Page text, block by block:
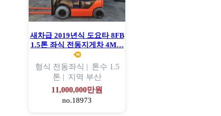
새차급 2019년식 도요타 8FB
1.5톤 좌식 전동지게차 4M…
형식 전동좌식 | 톤수 1.5
톤 | 지역 부산
11,000,000만원
no.18973